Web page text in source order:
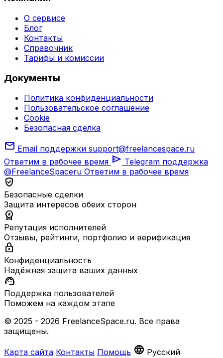
О сервисе
Блог
Контакты
Справочник
Тарифы и комиссии
Документы
Политика конфиденциальности
Пользовательское соглашение
Cookie
Безопасная сделка
mail Email поддержки support@freelancespace.ru
Ответим в рабочее время send Telegram поддержка
@FreelanceSpaceru Ответим в рабочее время
verified_user
Безопасные сделки
Защита интересов обеих сторон
workspace_premium
Репутация исполнителей
Отзывы, рейтинги, портфолио и верификация
lock
Конфиденциальность
Надёжная защита ваших данных
support_agent
Поддержка пользователей
Поможем на каждом этапе
© 2025 - 2026 FreelanceSpace.ru. Все права
защищены.
Карта сайта Контакты Помощь language Русский